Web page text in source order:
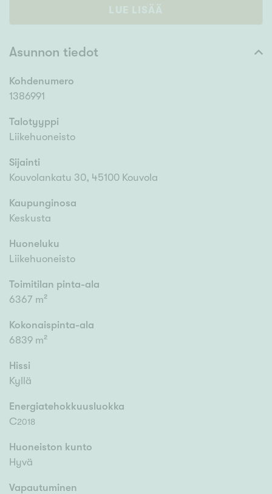
LUE LISÄÄ
Asunnon tiedot
Kohdenumero
1386991
Talotyyppi
Liikehuoneisto
Sijainti
Kouvolankatu 30, 45100 Kouvola
Kaupunginosa
Keskusta
Huoneluku
Liikehuoneisto
Toimitilan pinta-ala
6367 m²
Kokonaispinta-ala
6839 m²
Hissi
Kyllä
Energiatehokkuusluokka
C2018
Huoneiston kunto
Hyvä
Vapautuminen